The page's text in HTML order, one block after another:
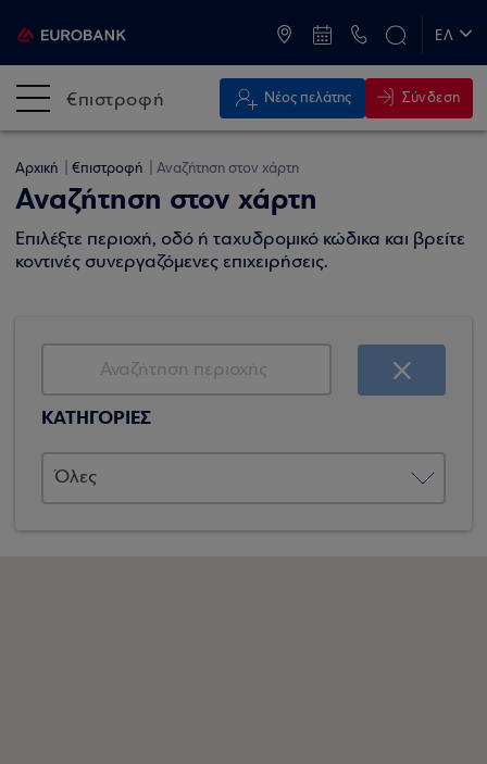
ΕΛ
€πιστροφή Νέος πελάτης Σύνδεση
Αρχική €πιστροφή Αναζήτηση στον χάρτη
Αναζήτηση στον χάρτη
Επιλέξτε περιοχή, οδό ή ταχυδρομικό κώδικα και βρείτε
κοντινές συνεργαζόμενες επιχειρήσεις.
ΚΑΤΗΓΟΡΙΕΣ